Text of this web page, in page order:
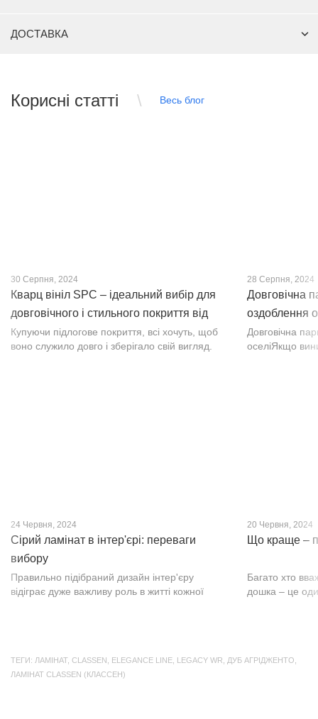
ДОСТАВКА
Корисні статті Весь блог
30 Серпня, 2024
Кварц вініл SPC – ідеальний вибір для
довговічного і стильного покриття від
PROFLOOR
Купуючи підлогове покриття, всі хочуть, щоб
воно служило довго і зберігало свій вигляд.
28 Серпня, 2024
Довговічна
оздоблення
Довговічна
оселіЯкщо
24 Червня, 2024
Сірий ламінат в інтер'єрі: переваги
вибору
Правильно підібраний дизайн інтер'єру
відіграє дуже важливу роль в житті кожної
20 Червня, 2024
Що краще –
Багато хто
дошка – це
ТЕГИ: ЛАМІНАТ, CLASSEN ELEGANCE LINE LEGACY WR ДУБ АГРІДЖЕНТО
ЛАМІНАТ CLASSEN (КЛАССЕН)